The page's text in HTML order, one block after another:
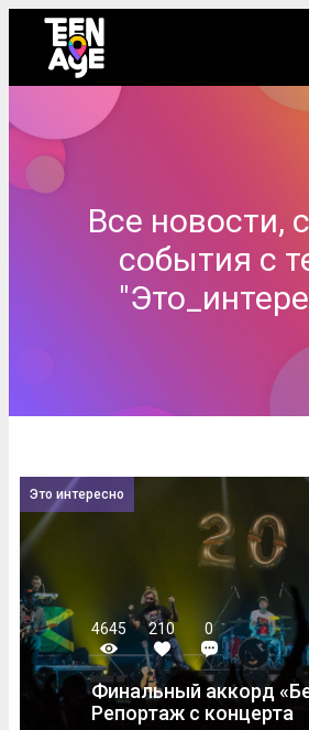
Все новости,
события с
Это интересно
4645 210 0
Финальный аккорд
Репортаж с концерта